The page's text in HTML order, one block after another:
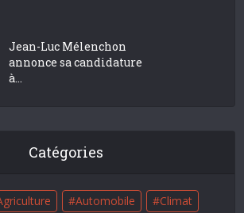
Jean-Luc Mélenchon
annonce sa candidature
à...
Catégories
Automobile
Climat